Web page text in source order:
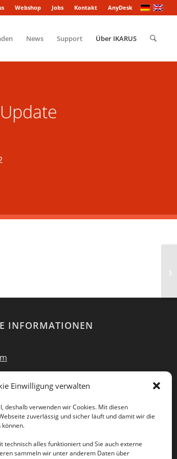
Einwilligung verwalten
deshalb verwenden wir Cookies. Mit diesen
zuverlässig und sicher läuft und damit wir die
können.
technisch alles funktioniert und Sie auch externe
sammeln wir unter anderem Daten über
Webshop Jobs Kontakt AnyDesk
News Support Über IKARUS
INFORMATIONEN
uns auch in unseren sozialen